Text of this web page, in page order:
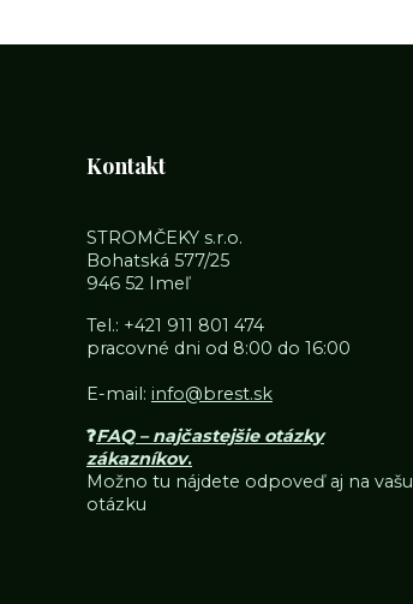
Kontakt
STROMČEKY s.r.o.
Bohatská 577/25
946 52 Imeľ
Tel.: +421 911 801 474
pracovné dni od 8:00 do 16:00
E-mail: info@brest.sk
❓FAQ – najčastejšie otázky
zákazníkov.
Možno tu nájdete odpoveď aj na vašu
otázku